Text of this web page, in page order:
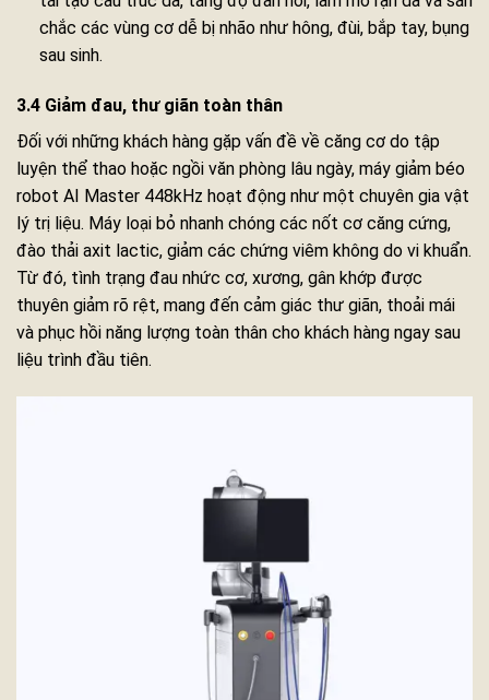
chắc các vùng cơ dễ bị nhão như hông, đùi, bắp tay, bụng
sau sinh.
3.4 Giảm đau, thư giãn toàn thân
Đối với những khách hàng gặp vấn đề về căng cơ do tập
luyện thể thao hoặc ngồi văn phòng lâu ngày, máy giảm béo
robot AI Master 448kHz hoạt động như một chuyên gia vật
lý trị liệu. Máy loại bỏ nhanh chóng các nốt cơ căng cứng,
đào thải axit lactic, giảm các chứng viêm không do vi khuẩn.
Từ đó, tình trạng đau nhức cơ, xương, gân khớp được
thuyên giảm rõ rệt, mang đến cảm giác thư giãn, thoải mái
và phục hồi năng lượng toàn thân cho khách hàng ngay sau
liệu trình đầu tiên.